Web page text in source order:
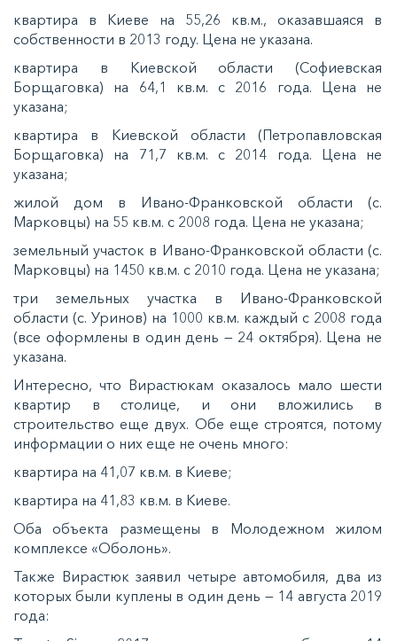
квартира в Киеве на 55,26 кв.м., оказавшаяся в
собственности в 2013 году. Цена не указана.
квартира в Киевской области (Софиевская
Борщаговка) на 64,1 кв.м. с 2016 года. Цена не
указана;
квартира в Киевской области (Петропавловская
Борщаговка) на 71,7 кв.м. с 2014 года. Цена не
указана;
жилой дом в Ивано-Франковской области (с.
Марковцы) на 55 кв.м. с 2008 года. Цена не указана;
земельный участок в Ивано-Франковской области (с.
Марковцы) на 1450 кв.м. с 2010 года. Цена не указана;
три земельных участка в Ивано-Франковской
области (с. Уринов) на 1000 кв.м. каждый с 2008 года
(все оформлены в один день — 24 октября). Цена не
указана.
Интересно, что Вирастюкам оказалось мало шести
квартир в столице, и они вложились в
строительство еще двух. Обе еще строятся, потому
информации о них еще не очень много:
квартира на 41,07 кв.м. в Киеве;
квартира на 41,83 кв.м. в Киеве.
Оба объекта размещены в Молодежном жилом
комплексе «Оболонь».
Также Вирастюк заявил четыре автомобиля, два из
которых были куплены в один день — 14 августа 2019
года: